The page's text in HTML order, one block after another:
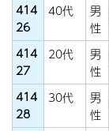
414
26
40代
男
性
414
27
20代
男
性
414
28
30代
男
性